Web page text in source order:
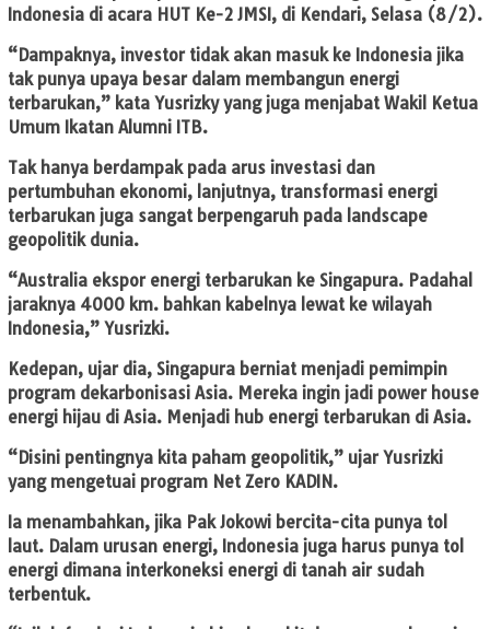
Indonesia di acara HUT Ke-2 JMSI, di Kendari, Selasa (8/2).
“Dampaknya, investor tidak akan masuk ke Indonesia jika
tak punya upaya besar dalam membangun energi
terbarukan,” kata Yusrizky yang juga menjabat Wakil Ketua
Umum Ikatan Alumni ITB.
Tak hanya berdampak pada arus investasi dan
pertumbuhan ekonomi, lanjutnya, transformasi energi
terbarukan juga sangat berpengaruh pada landscape
geopolitik dunia.
“Australia ekspor energi terbarukan ke Singapura. Padahal
jaraknya 4000 km. bahkan kabelnya lewat ke wilayah
Indonesia,” Yusrizki.
Kedepan, ujar dia, Singapura berniat menjadi pemimpin
program dekarbonisasi Asia. Mereka ingin jadi power house
energi hijau di Asia. Menjadi hub energi terbarukan di Asia.
“Disini pentingnya kita paham geopolitik,” ujar Yusrizki
yang mengetuai program Net Zero KADIN.
Ia menambahkan, jika Pak Jokowi bercita-cita punya tol
laut. Dalam urusan energi, Indonesia juga harus punya tol
energi dimana interkoneksi energi di tanah air sudah
terbentuk.